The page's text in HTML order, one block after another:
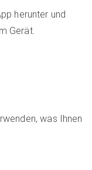
herunter und
Gerät.
was Ihnen